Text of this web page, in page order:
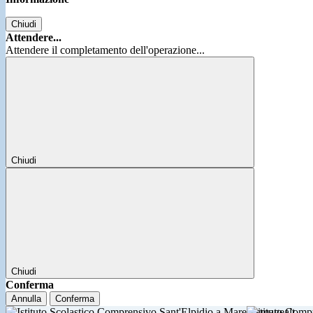
Chiudi
Attendere...
Attendere il completamento dell'operazione...
Chiudi
Chiudi
Conferma
Annulla Conferma